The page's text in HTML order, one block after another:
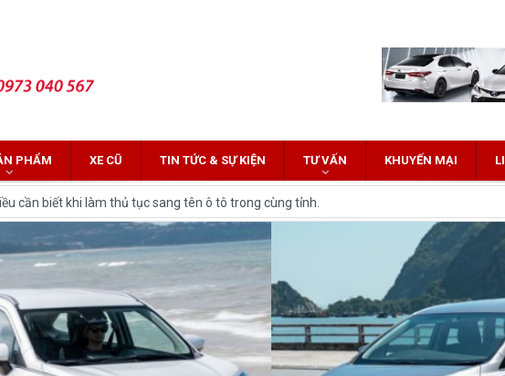
PHẨM XE CŨ TIN TỨC & SỰ KIỆN TƯ VẤN KHUYẾN MẠI
cần biết khi làm thủ tục sang tên ô tô trong cùng tỉnh.
và Toyota Innova: Nên chọn xe nào?
Veloz Cross 2022 HOT nhất trên thị trường.
chiếm lĩnh tại thị trường Việt Nam?
ra mắt Toyota Fortuner 2022 và Land cruiser 2022 phiên bản mới
cỡ nhỏ mới hứa hẹn nhiều đột phá